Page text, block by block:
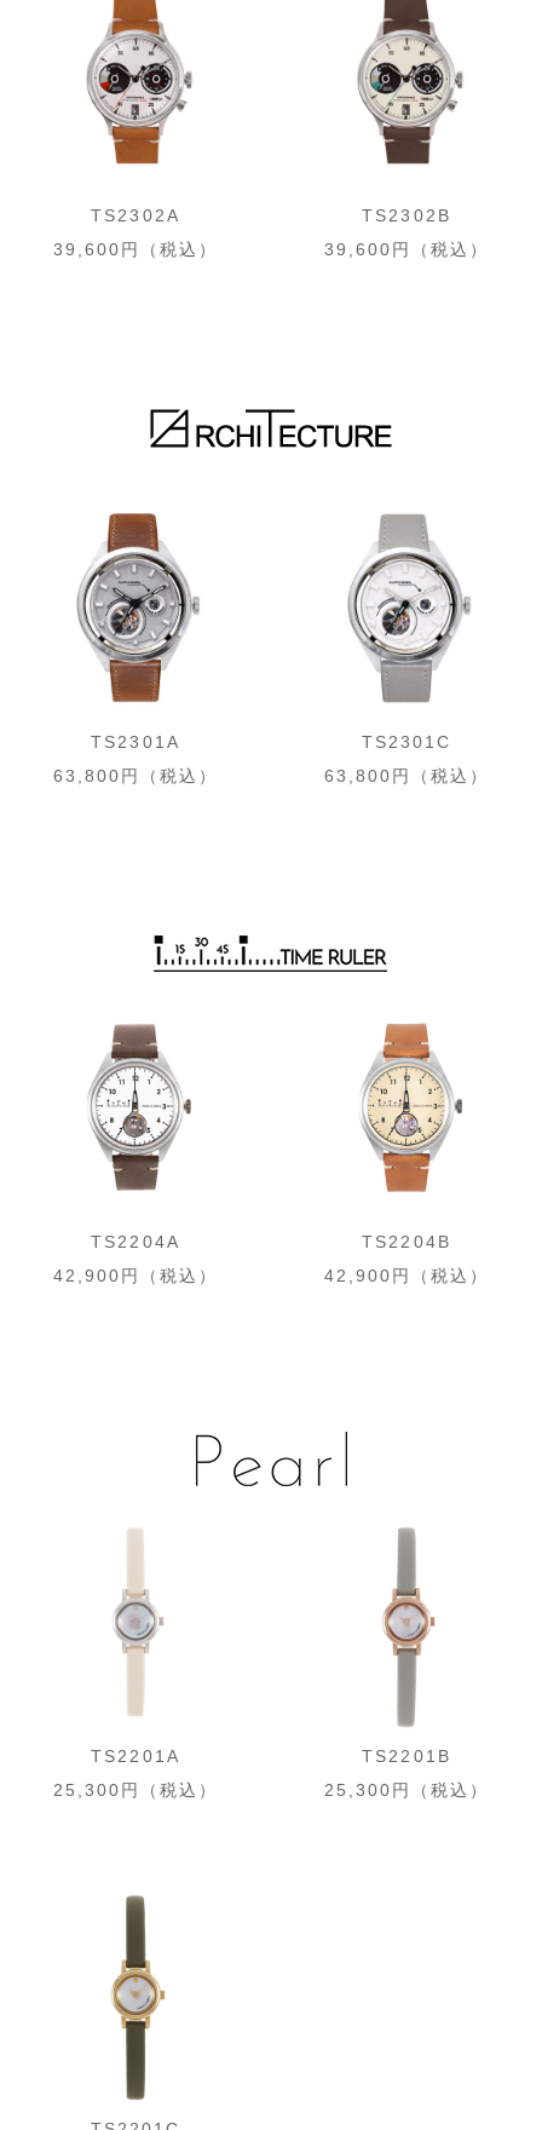
TS2302A
39,600円（税込）
TS2302B
39,600円（税込）
TS2301A
63,800円（税込）
TS2301C
63,800円（税込）
TS2204A
42,900円（税込）
TS2204B
42,900円（税込）
TS2201A
25,300円（税込）
TS2201B
25,300円（税込）